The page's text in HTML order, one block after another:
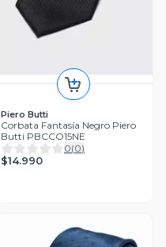
Piero Butti
Corbata Fantasía Negro Piero
Butti PBCCO15NE
0(0)
$14.990